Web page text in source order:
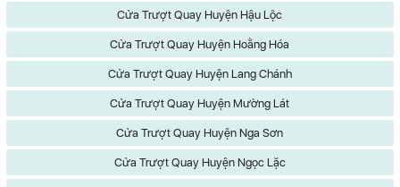
Cửa Trượt Quay Huyện Hậu Lộc
Cửa Trượt Quay Huyện Hoằng Hóa
Cửa Trượt Quay Huyện Lang Chánh
Cửa Trượt Quay Huyện Mường Lát
Cửa Trượt Quay Huyện Nga Sơn
Cửa Trượt Quay Huyện Ngọc Lặc